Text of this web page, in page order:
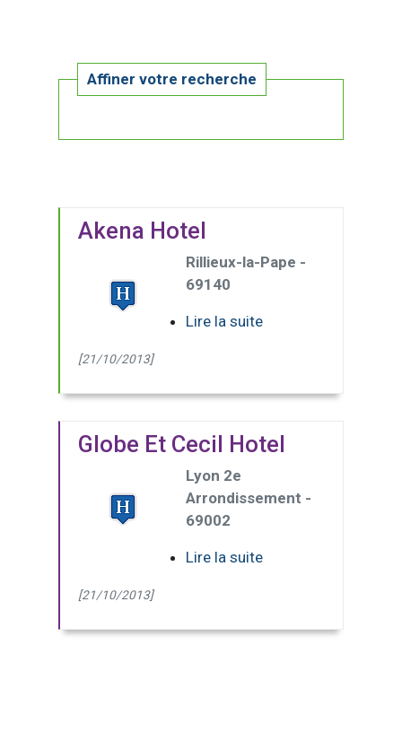
Affiner votre recherche
Akena Hotel
Rillieux-la-Pape -
69140
Lire la suite
[21/10/2013]
Globe Et Cecil Hotel
Lyon 2e
Arrondissement -
69002
Lire la suite
[21/10/2013]